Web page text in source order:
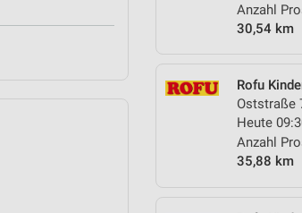
Anzahl
30,54 km
Rofu
Oststraße
Heute
Anzahl
35,88 km